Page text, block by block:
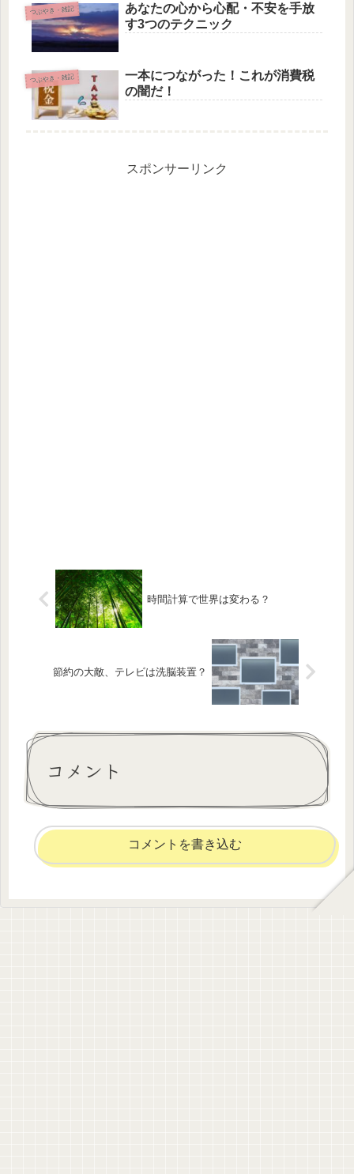
つぶやき・雑記
あなたの心から心配・不安を手放
す3つのテクニック
つぶやき・雑記
一本につながった！これが消費税
の闇だ！
スポンサーリンク
時間計算で世界は変わる？
節約の大敵、テレビは洗脳装置？
コメント
コメントを書き込む